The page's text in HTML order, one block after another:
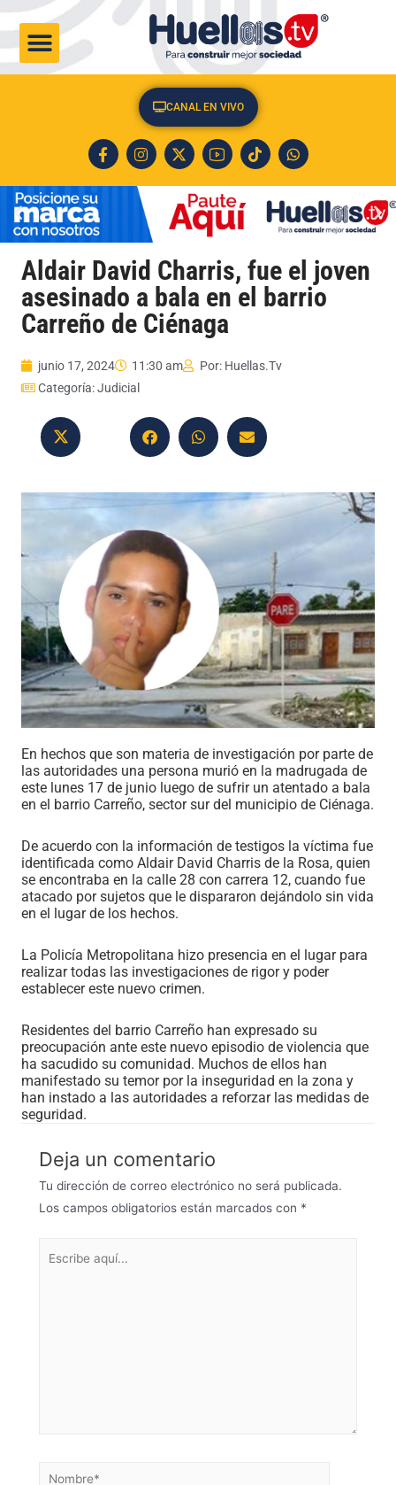
CANAL EN VIVO
Aldair David Charris, fue el joven
asesinado a bala en el barrio
Carreño de Ciénaga
junio 17, 2024 11:30 am Por: Huellas.Tv
Categoría:Judicial
En hechos que son materia de investigación por parte de
las autoridades una persona murió en la madrugada de
este lunes 17 de junio luego de sufrir un atentado a bala
en el barrio Carreño, sector sur del municipio de Ciénaga.
De acuerdo con la información de testigos la víctima fue
identificada como Aldair David Charris de la Rosa, quien
se encontraba en la calle 28 con carrera 12, cuando fue
atacado por sujetos que le dispararon dejándolo sin vida
en el lugar de los hechos.
La Policía Metropolitana hizo presencia en el lugar para
realizar todas las investigaciones de rigor y poder
establecer este nuevo crimen.
Residentes del barrio Carreño han expresado su
preocupación ante este nuevo episodio de violencia que
ha sacudido su comunidad. Muchos de ellos han
manifestado su temor por la inseguridad en la zona y
han instado a las autoridades a reforzar las medidas de
seguridad.
Deja un comentario
Tu dirección de correo electrónico no será publicada.
Los campos obligatorios están marcados con *